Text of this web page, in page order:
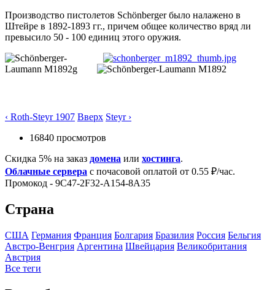
Производство пистолетов Schönberger было налажено в
Штейре в 1892-1893 гг., причем общее количество вряд ли
превысило 50 - 100 единиц этого оружия.
‹ Roth-Steyr 1907 Вверх Steyr ›
16840 просмотров
Скидка 5% на заказ домена или хостинга.
Облачные сервера с почасовой оплатой от 0.55 ₽/час.
Промокод - 9C47-2F32-A154-8A35
Страна
США Германия Франция Болгария Бразилия Росcия Бельгия
Австро-Венгрия Аргентина Швейцария Великобритания
Австрия
Все теги